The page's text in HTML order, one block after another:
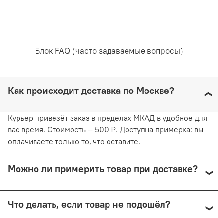
Блок FAQ (часто задаваемые вопросы)
Как происходит доставка по Москве?
Курьер привезёт заказ в пределах МКАД в удобное для
вас время. Стоимость — 500 ₽. Доступна примерка: вы
оплачиваете только то, что оставите.
Можно ли примерить товар при доставке?
СДЭК с примеркой. Первые 15 минут — бесплатно.
Что делать, если товар не подошёл?